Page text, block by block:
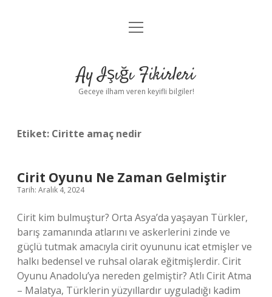
Anasayfa
Yasal Uyarı
menüyü
Ay Işığı Fikirleri
Geceye ilham veren keyifli bilgiler!
Etiket: Ciritte amaç nedir
Cirit Oyunu Ne Zaman Gelmiştir
Tarih: Aralık 4, 2024
Cirit kim bulmuştur? Orta Asya’da yaşayan Türkler,
barış zamanında atlarını ve askerlerini zinde ve
güçlü tutmak amacıyla cirit oyununu icat etmişler ve
halkı bedensel ve ruhsal olarak eğitmişlerdir. Cirit
Oyunu Anadolu’ya nereden gelmiştir? Atlı Cirit Atma
– Malatya, Türklerin yüzyıllardır uyguladığı kadim